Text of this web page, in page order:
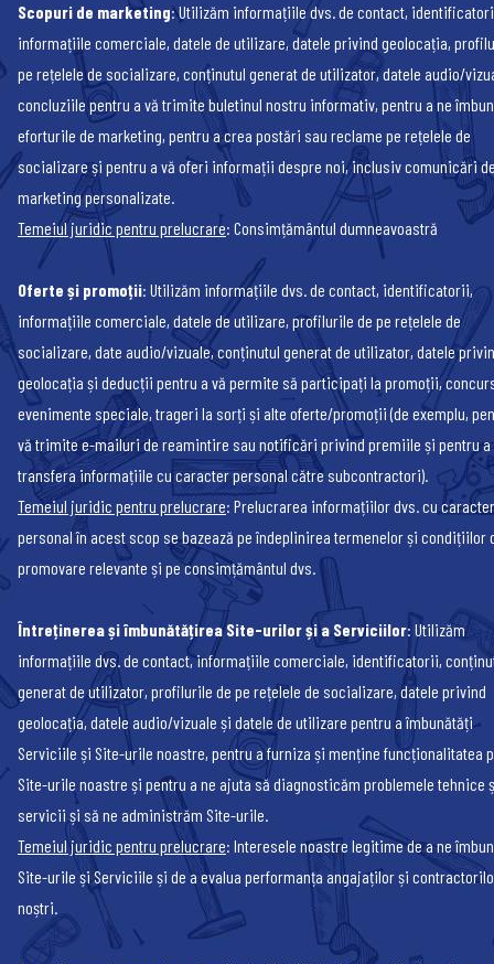
Scopuri de marketing: Utilizăm informațiile dvs. de contact,
informațiile comerciale, datele de utilizare, datele privind geolocația,
pe rețelele de socializare, conținutul generat de utilizator, datele audio/
concluziile pentru a vă trimite buletinul nostru informativ, pentru a ne
eforturile de marketing, pentru a crea postări sau reclame pe rețelele de
socializare și pentru a vă oferi informații despre noi, inclusiv comunicări
marketing personalizate.
Temeiul juridic pentru prelucrare: Consimțământul dumneavoastră
Oferte și promoții: Utilizăm informațiile dvs. de contact, identificatorii,
informațiile comerciale, datele de utilizare, profilurile de pe rețelele de
socializare, date audio/vizuale, conținutul generat de utilizator, datele
geolocația și deducții pentru a vă permite să participați la promoții,
evenimente speciale, trageri la sorți și alte oferte/promoții (de exemplu,
vă trimite e-mailuri de reamintire sau notificări privind premiile și pentru a
transfera informațiile cu caracter personal către subcontractori).
Temeiul juridic pentru prelucrare: Prelucrarea informațiilor dvs. cu caracter
personal în acest scop se bazează pe îndeplinirea termenelor și condițiilor
promovare relevante și pe consimțământul dvs.
Întreținerea și îmbunătățirea Site-urilor și a Serviciilor: Utilizăm
informațiile dvs. de contact, informațiile comerciale, identificatorii,
generat de utilizator, profilurile de pe rețelele de socializare, datele privind
geolocația, datele audio/vizuale și datele de utilizare pentru a îmbunătăți
Serviciile și Site-urile noastre, pentru a furniza și menține funcționalitatea
Site-urile noastre și pentru a ne ajuta să diagnosticăm problemele tehnice
servicii și să ne administrăm Site-urile.
Temeiul juridic pentru prelucrare: Interesele noastre legitime de a ne
Site-urile și Serviciile și de a evalua performanța angajaților și
noștri.